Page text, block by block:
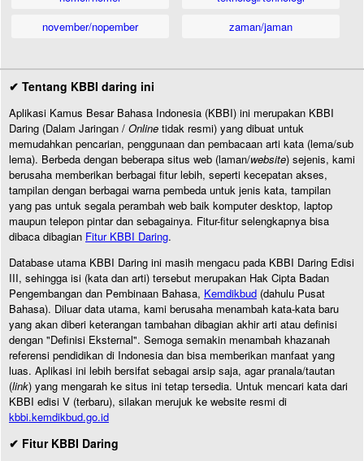
november/nopember
zaman/jaman
✔ Tentang KBBI daring ini
Aplikasi Kamus Besar Bahasa Indonesia (KBBI) ini merupakan KBBI
Daring (Dalam Jaringan / Online tidak resmi) yang dibuat untuk
memudahkan pencarian, penggunaan dan pembacaan arti kata (lema/sub
lema). Berbeda dengan beberapa situs web (laman/website) sejenis, kami
berusaha memberikan berbagai fitur lebih, seperti kecepatan akses,
tampilan dengan berbagai warna pembeda untuk jenis kata, tampilan
yang pas untuk segala perambah web baik komputer desktop, laptop
maupun telepon pintar dan sebagainya. Fitur-fitur selengkapnya bisa
dibaca dibagian Fitur KBBI Daring.
Database utama KBBI Daring ini masih mengacu pada KBBI Daring Edisi
III, sehingga isi (kata dan arti) tersebut merupakan Hak Cipta Badan
Pengembangan dan Pembinaan Bahasa, Kemdikbud (dahulu Pusat
Bahasa). Diluar data utama, kami berusaha menambah kata-kata baru
yang akan diberi keterangan tambahan dibagian akhir arti atau definisi
dengan "Definisi Eksternal". Semoga semakin menambah khazanah
referensi pendidikan di Indonesia dan bisa memberikan manfaat yang
luas. Aplikasi ini lebih bersifat sebagai arsip saja, agar pranala/tautan
(link) yang mengarah ke situs ini tetap tersedia. Untuk mencari kata dari
KBBI edisi V (terbaru), silakan merujuk ke website resmi di
kbbi.kemdikbud.go.id
✔ Fitur KBBI Daring